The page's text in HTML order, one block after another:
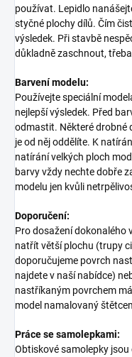
používat. Lepidlo
styčné plochy dílů. Čím
výsledek. Při stavbě
důkladně zaschnout,
Barvení modelu:
Používejte speciální
nejlepší výsledek. Před
odmastit. Některé drobné
je od něj oddělíte. K
natírání velkých ploch
barvy vždy nechte dobře
modelu jen kvůli
Doporučení:
Pro dosažení dokonalého
natřít větší plochu (trupy
doporučujeme povrch
najdete v naší nabídce)
nastříkaným povrchem
model namalovaný
Práce se samolepkami:
Obtiskové samolepky